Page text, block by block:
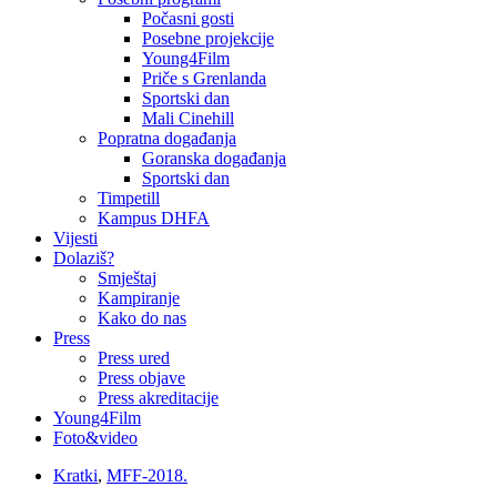
Počasni gosti
Posebne projekcije
Young4Film
Priče s Grenlanda
Sportski dan
Mali Cinehill
Popratna događanja
Goranska događanja
Sportski dan
Timpetill
Kampus DHFA
Vijesti
Dolaziš?
Smještaj
Kampiranje
Kako do nas
Press
Press ured
Press objave
Press akreditacije
Young4Film
Foto&video
Kratki, MFF-2018.